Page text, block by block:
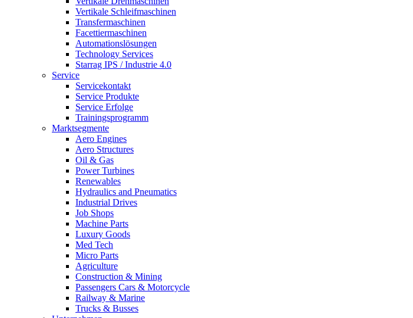
Vertikale Schleifmaschinen
Transfermaschinen
Facettiermaschinen
Automationslösungen
Technology Services
Starrag IPS / Industrie 4.0
Service
Servicekontakt
Service Produkte
Service Erfolge
Trainingsprogramm
Marktsegmente
Aero Engines
Aero Structures
Oil & Gas
Power Turbines
Renewables
Hydraulics and Pneumatics
Industrial Drives
Job Shops
Machine Parts
Luxury Goods
Med Tech
Micro Parts
Agriculture
Construction & Mining
Passengers Cars & Motorcycle
Railway & Marine
Trucks & Busses